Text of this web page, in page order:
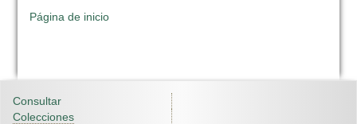
Página de inicio
Consultar
Colecciones